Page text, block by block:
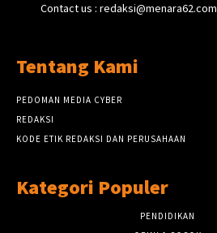
Contact us : redaksi@menara62.com
Tentang Kami
PEDOMAN MEDIA CYBER
REDAKSI
KODE ETIK REDAKSI DAN PERUSAHAAN
Kategori Populer
PENDIDIKAN